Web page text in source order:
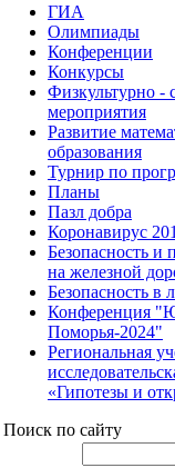
ГИА
Олимпиады
Конференции
Конкурсы
Физкультурно -
мероприятия
Развитие
образования
Турнир по
Планы
Пазл добра
Коронавирус
Безопасность и
на железной
Безопасность в
Конференция
Поморья-2024"
Региональная
«Гипотезы и
Поиск по сайту